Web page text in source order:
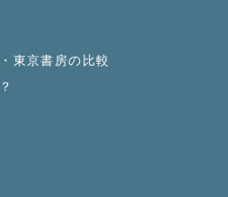
東京書房の比較